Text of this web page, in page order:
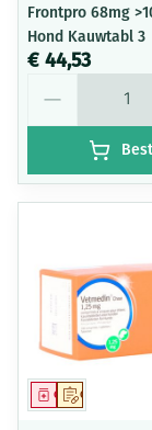
Frontpro 68mg
Hond Kauwtabl 3
€ 44,53
Op voorschrift
Geneesmiddel